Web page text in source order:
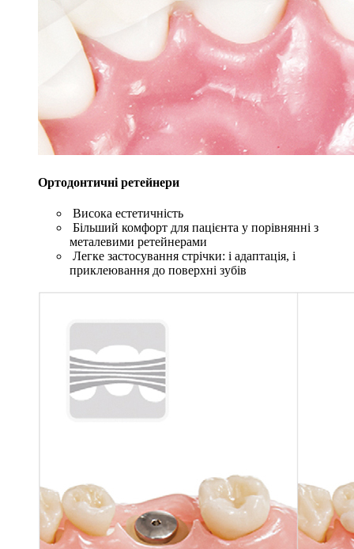
Ортодонтичні ретейнери
Висока естетичність
Більший комфорт для пацієнта у порівнянні з
металевими ретейнерами
Легке застосування стрічки: і адаптація, і
приклеювання до поверхні зубів